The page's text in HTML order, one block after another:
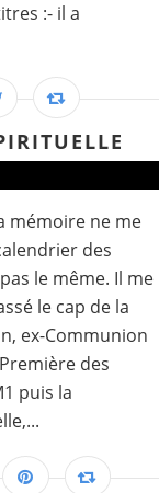
:- il a
mémoire ne me
des
le même. Il me
le cap de la
ex-Communion
des
puis la